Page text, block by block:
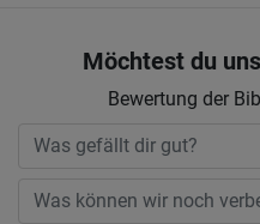
Möchtest du
Bewertung der